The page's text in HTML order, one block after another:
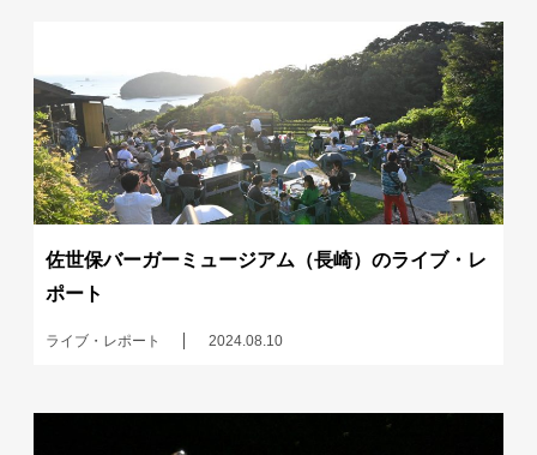
佐世保バーガーミュージアム（長崎）のライブ・レ
ポート
ライブ・レポート 2024.08.10